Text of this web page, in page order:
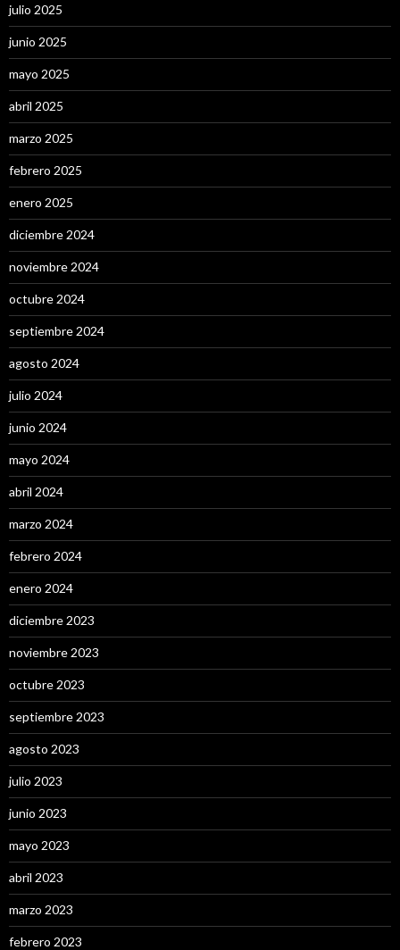
julio 2025
junio 2025
mayo 2025
abril 2025
marzo 2025
febrero 2025
enero 2025
diciembre 2024
noviembre 2024
octubre 2024
septiembre 2024
agosto 2024
julio 2024
junio 2024
mayo 2024
abril 2024
marzo 2024
febrero 2024
enero 2024
diciembre 2023
noviembre 2023
octubre 2023
septiembre 2023
agosto 2023
julio 2023
junio 2023
mayo 2023
abril 2023
marzo 2023
febrero 2023